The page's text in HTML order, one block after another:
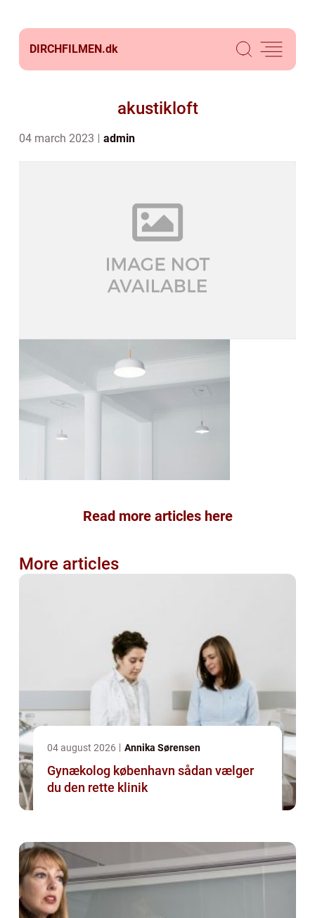
DIRCHFILMEN.dk
akustikloft
04 march 2023 admin
Read more articles here
More articles
04 august 2026 Annika Sørensen
Gynækolog københavn sådan vælger
du den rette klinik